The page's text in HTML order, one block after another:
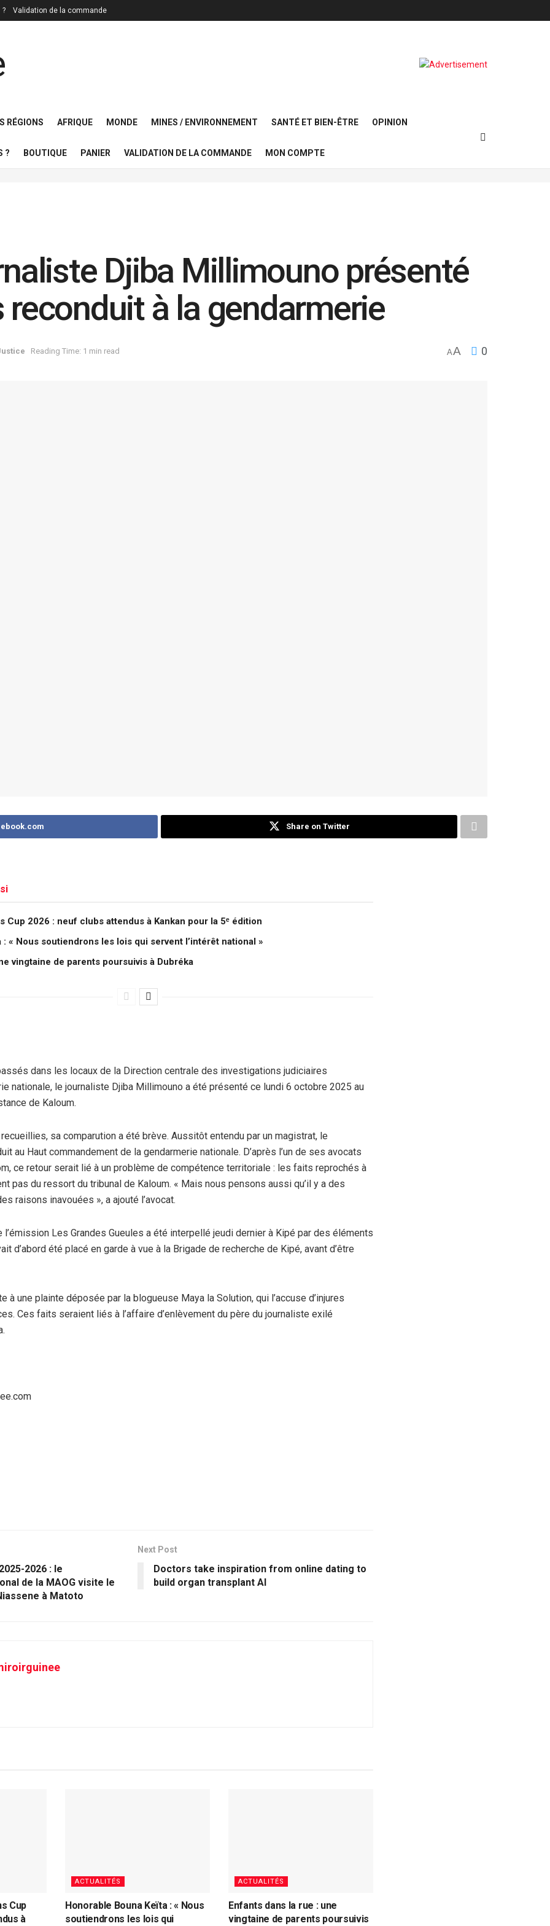
? Validation de la commande
RÉGIONS AFRIQUE MONDE MINES / ENVIRONNEMENT SANTÉ ET BIEN-ÊTRE OPINION
? BOUTIQUE PANIER VALIDATION DE LA COMMANDE MON COMPTE
Djiba Millimouno présenté
à la gendarmerie
Reading Time: 1 min read AA 0
Share on Twitter
Cup 2026 : neuf clubs attendus à Kankan pour la 5ᵉ édition
: « Nous soutiendrons les lois qui servent l’intérêt national »
vingtaine de parents poursuivis à Dubréka
dans les locaux de la Direction centrale des investigations judiciaires
nationale, le journaliste Djiba Millimouno a été présenté ce lundi 6 octobre 2025 au
de Kaloum.
sa comparution a été brève. Aussitôt entendu par un magistrat, le
au Haut commandement de la gendarmerie nationale. D’après l’un de ses avocats
ce retour serait lié à un problème de compétence territoriale : les faits reprochés à
pas du ressort du tribunal de Kaloum. « Mais nous pensons aussi qu’il y a des
raisons inavouées », a ajouté l’avocat.
l’émission Les Grandes Gueules a été interpellé jeudi dernier à Kipé par des éléments
d’abord été placé en garde à vue à la Brigade de recherche de Kipé, avant d’être
à une plainte déposée par la blogueuse Maya la Solution, qui l’accuse d’injures
Ces faits seraient liés à l’affaire d’enlèvement du père du journaliste exilé
2026 : le
de la MAOG visite le
à Matoto
Next Post
Doctors take inspiration from online dating to
build organ transplant AI
Cup
à
ACTUALITÉS
Honorable Bouna Keïta : « Nous
soutiendrons les lois qui
ACTUALITÉS
Enfants dans la rue : une
vingtaine de parents poursuivis